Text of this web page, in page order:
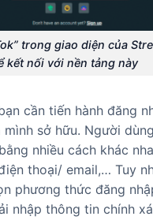
trong giao diện của
kết nối với nền tảng này
cần tiến hành đăng
mình sở hữu. Người
nhiều cách khác
thoại/ email,… Tuy
phương thức đăng
nhập thông tin chính